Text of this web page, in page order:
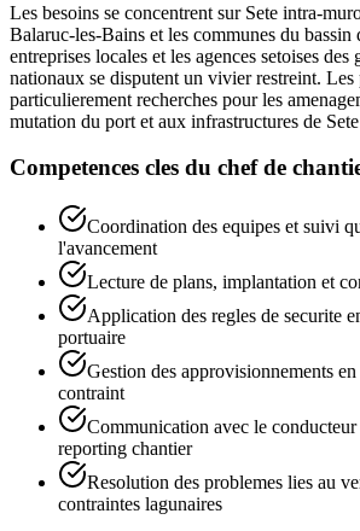
Les besoins se concentrent sur Sete intra-
Balaruc-les-Bains et les communes du bassin
entreprises locales et les agences setoises
nationaux se disputent un vivier restreint.
particulierement recherches pour les
mutation du port et aux infrastructures de
Competences cles du chef de
Coordination des equipes et suivi
l'avancement
Lecture de plans, implantation et
Application des regles de securite
portuaire
Gestion des approvisionnements
contraint
Communication avec le
reporting chantier
Resolution des problemes lies au
contraintes lagunaires